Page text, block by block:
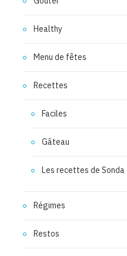
Healthy
Menu de fêtes
Recettes
Faciles
Gâteau
Les recettes de Sonda
Régimes
Restos